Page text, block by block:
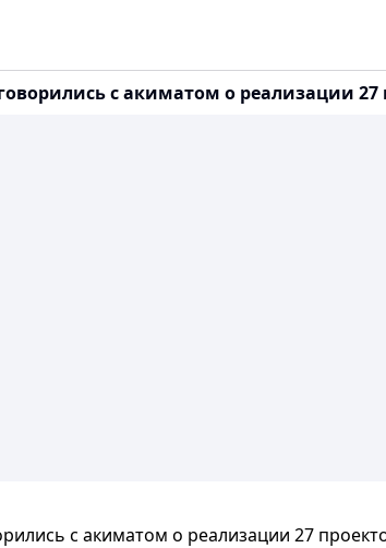
с акиматом о реализации 27
с акиматом о реализации 27